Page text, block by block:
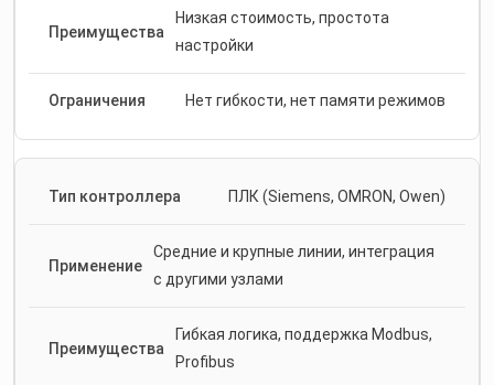
Низкая стоимость, простота
настройки
Нет гибкости, нет памяти режимов
ПЛК (Siemens, OMRON, Owen)
Средние и крупные линии, интеграция
с другими узлами
Гибкая логика, поддержка Modbus,
Profibus